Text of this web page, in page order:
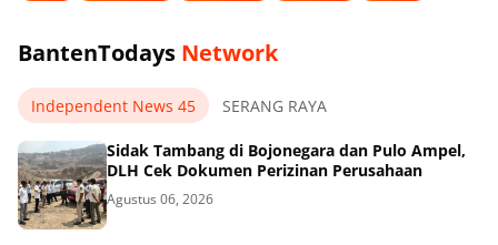
BantenTodays Network
Independent News 45 SERANG RAYA
Sidak Tambang di Bojonegara dan Pulo Ampel,
DLH Cek Dokumen Perizinan Perusahaan
Agustus 06, 2026